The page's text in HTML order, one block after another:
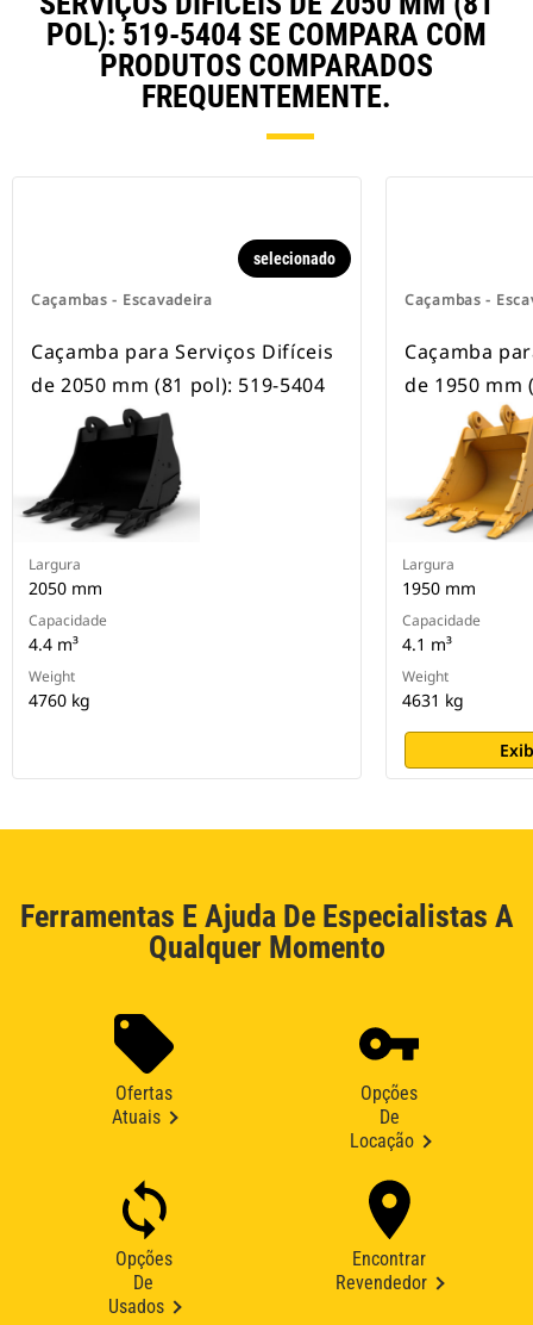
rodas.
POL): 519-5404 SE COMPARA COM
PRODUTOS COMPARADOS
FREQUENTEMENTE.
Caçambas - Escavadeira
selecionado
Caçamba para Serviços Difíceis
de 2050 mm (81 pol): 519-5404
Largura
2050 mm
Capacidade
4.4 m³
Weight
4760 kg
Caçambas -
Caçamba
de 1950 mm
Largura
1950 mm
Capacidade
4.1 m³
Weight
4631 kg
Ferramentas E Ajuda De Especialistas A
Qualquer Momento
Ofertas
Atuais
Opções
De
Locação
Opções
De
Usados
Encontrar
Revendedor